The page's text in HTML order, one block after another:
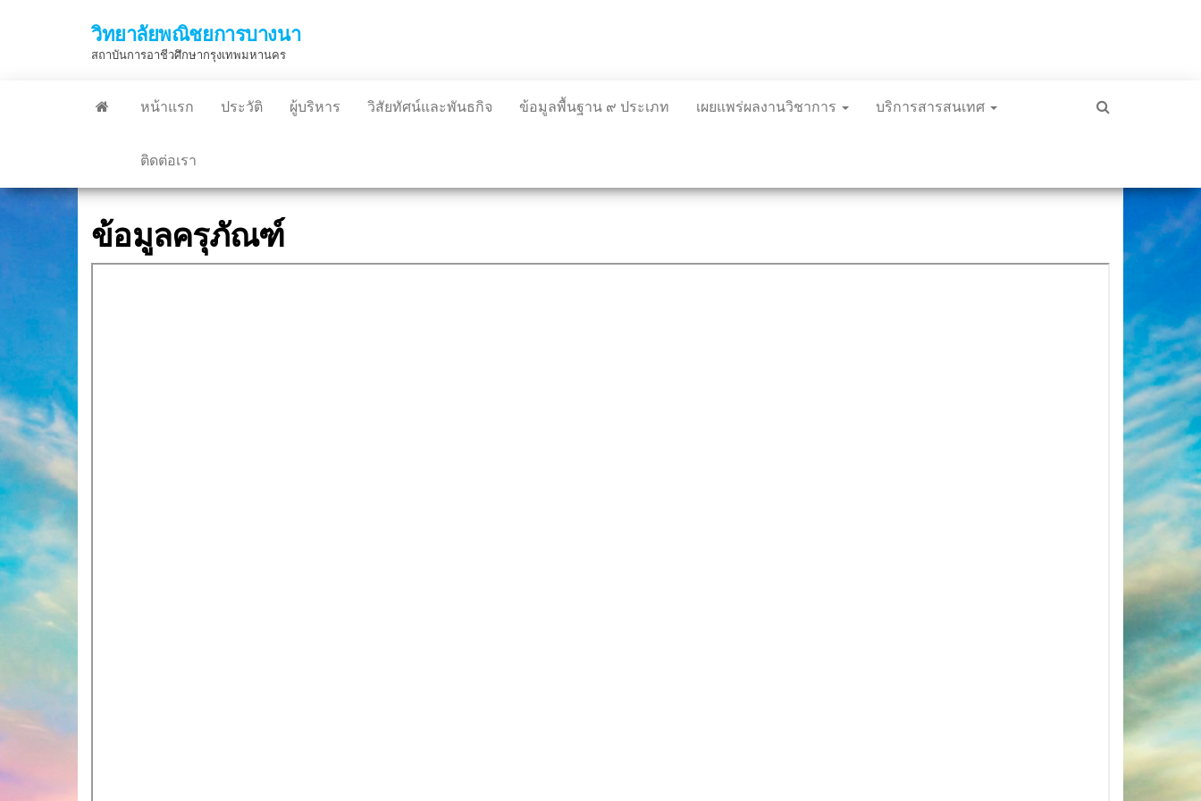
วิทยาลัยพณิชยการบางนา
สถาบันการอาชีวศึกษากรุงเทพมหานคร
หน้าแรก ประวัติ ผู้บริหาร วิสัยทัศน์และพันธกิจ ข้อมูลพื้นฐาน ๙ ประเภท เผยแพร่ผลงานวิชาการ บริการสารสนเทศ
ติดต่อเรา
ข้อมูลครุภัณฑ์